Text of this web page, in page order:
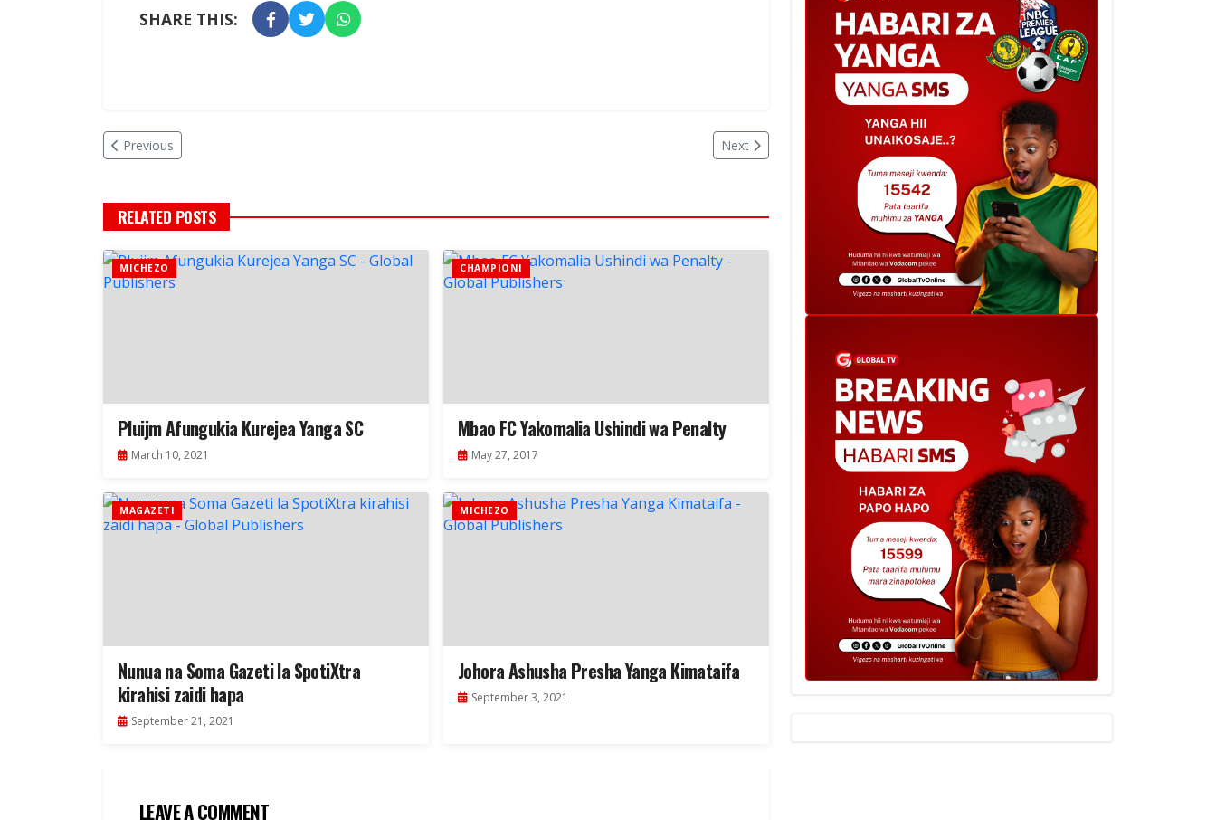
SHARE THIS:
Previous Next
RELATED POSTS
MICHEZO
Pluijm Afungukia Kurejea Yanga SC
March 10, 2021
CHAMPIONI
Mbao FC Yakomalia Ushindi wa Penalty
May 27, 2017
MAGAZETI
Nunua na Soma Gazeti la SpotiXtra
kirahisi zaidi hapa
September 21, 2021
MICHEZO
Johora Ashusha Presha Yanga Kimataifa
September 3, 2021
LEAVE A COMMENT